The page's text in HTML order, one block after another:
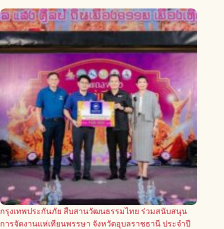
กรุงเทพประกันภัย สืบสานวัฒนธรรมไทย ร่วมสนับสนุน
การจัดงานแห่เทียนพรรษา จังหวัดอุบลราชธานี ประจำปี